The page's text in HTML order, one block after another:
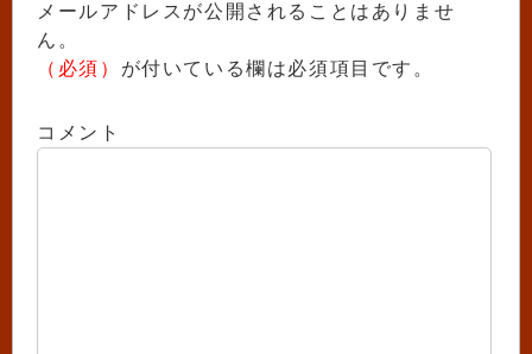
メールアドレスが公開されることはありませ
ん。
（必須） が付いている欄は必須項目です。
コメント